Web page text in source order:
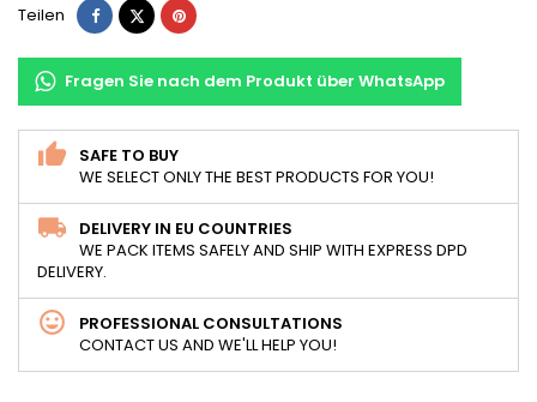
Teilen TeilenTweetPinterest
Fragen Sie nach dem Produkt über WhatsApp
SAFE TO BUY
WE SELECT ONLY THE BEST PRODUCTS FOR YOU!
DELIVERY IN EU COUNTRIES
WE PACK ITEMS SAFELY AND SHIP WITH EXPRESS DPD
DELIVERY.
PROFESSIONAL CONSULTATIONS
CONTACT US AND WE'LL HELP YOU!